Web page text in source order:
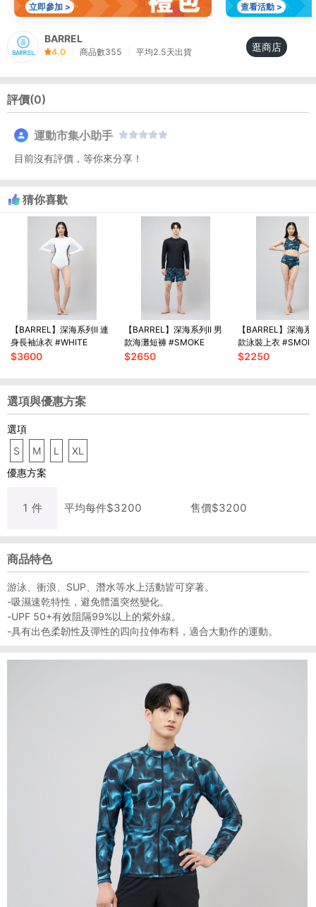
立即參加 > 查看活動 >
BARREL
4.0 商品數355 平均2.5天出貨 逛商店
評價(0)
運動市集小助手
目前沒有評價，等你來分享！
猜你喜歡
【BARREL】深海系列II 連
身長袖泳衣 #WHITE
$3600
【BARREL】深海系列II 男
款海灘短褲 #SMOKE
$2650
【BARREL】深海系
款泳裝上衣
$2250
選項與優惠方案
選項
S
M L
XL
優惠方案
1 件 平均每件$3200 售價$3200
商品特色
游泳、衝浪、SUP、潛水等水上活動皆可穿著。
-吸濕速乾特性，避免體溫突然變化。
-UPF 50+有效阻隔99%以上的紫外線。
-具有出色柔韌性及彈性的四向拉伸布料，適合大動作的運動。